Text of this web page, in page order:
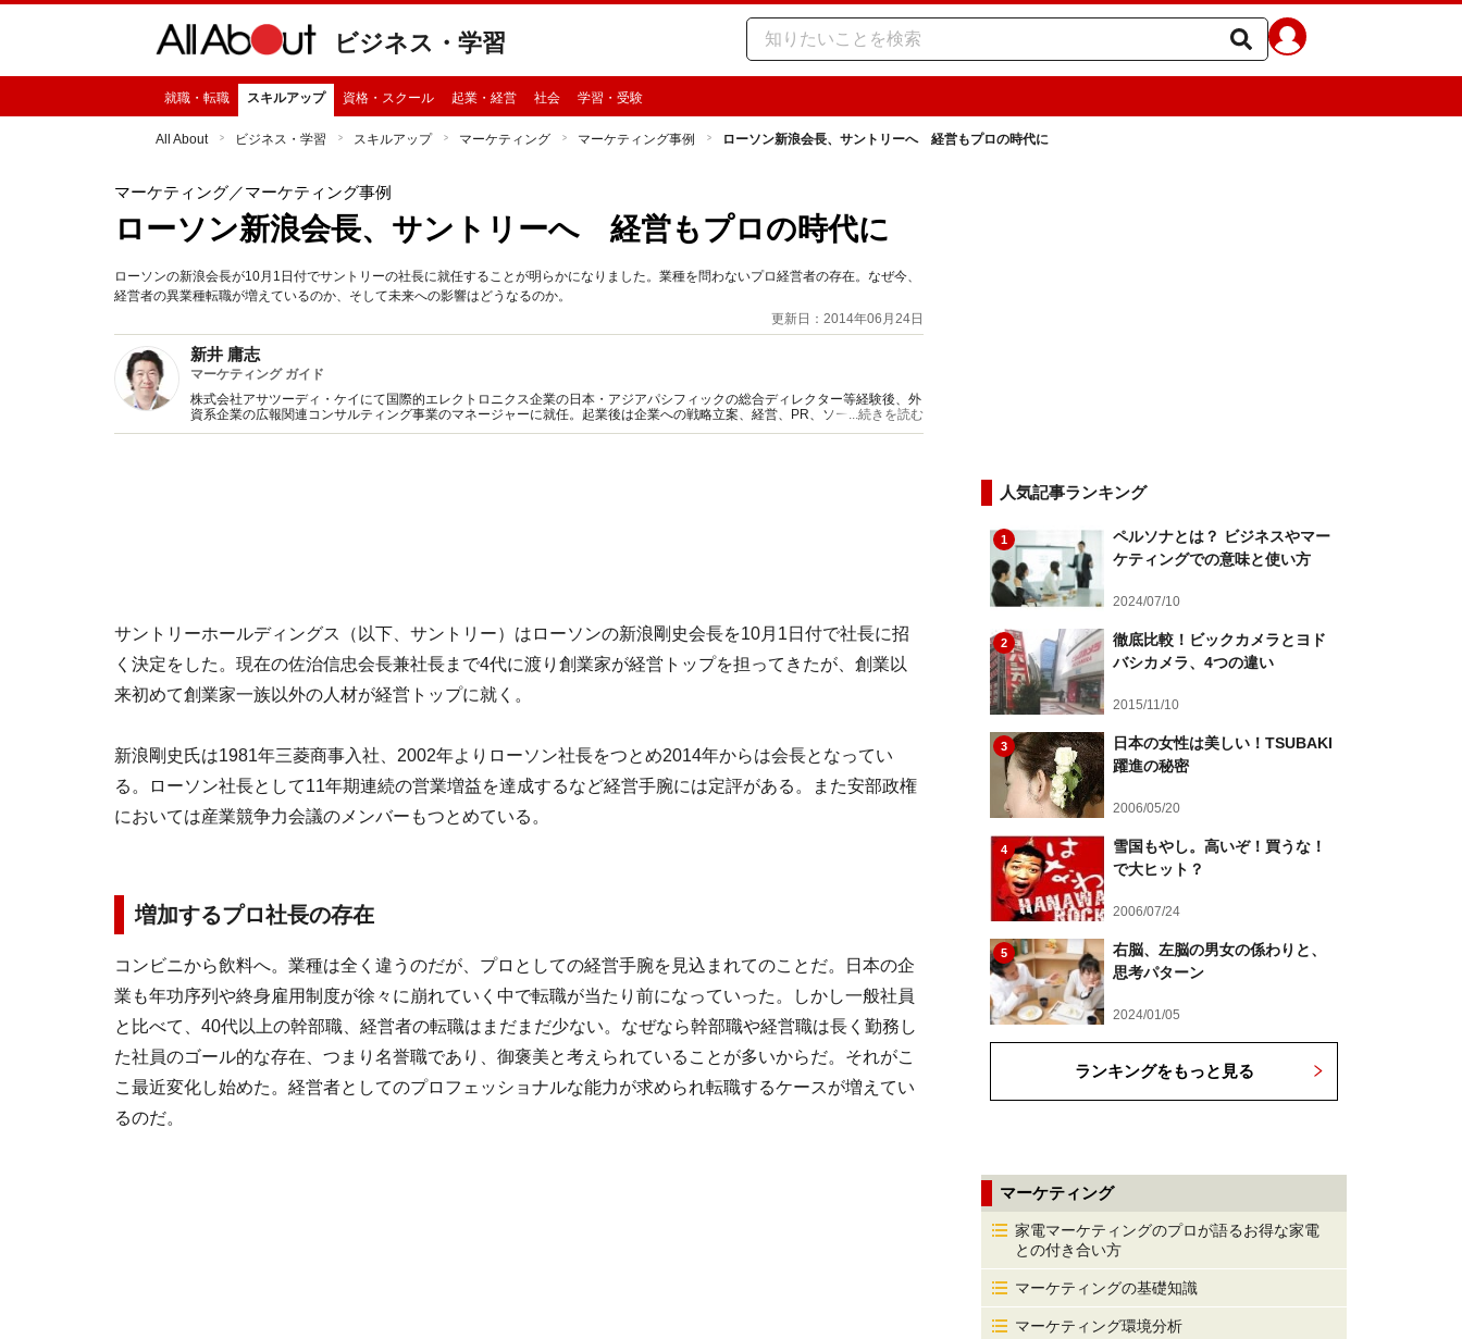
ビジネス・学習
就職・転職 スキルアップ 資格・スクール 起業・経営 社会 学習・受験
All About ビジネス・学習 スキルアップ マーケティング マーケティング事例 ローソン新浪会長、サントリーへ 経営もプロの時代に
マーケティング／マーケティング事例
ローソン新浪会長、サントリーへ 経営もプロの時代に
ローソンの新浪会長が10月1日付でサントリーの社長に就任することが明らかになりました。業種を問わないプロ経営者の存在。なぜ今、
経営者の異業種転職が増えているのか、そして未来への影響はどうなるのか。
更新日：2014年06月24日
新井 庸志
マーケティング ガイド
株式会社アサツーディ・ケイにて国際的エレクトロニクス企業の日本・アジアパシフィックの総合ディレクター等経験後、外
資系企業の広報関連コンサルティング事業のマネージャーに就任。起業後は企業への戦略立案、経営、PR、ソーシャルメデ
ィアまで、マーケティングに関するあらゆる側面からのサポートを提供している。
...続きを読む
サントリーホールディングス（以下、サントリー）はローソンの新浪剛史会長を10月1日付で社長に招
く決定をした。現在の佐治信忠会長兼社長まで4代に渡り創業家が経営トップを担ってきたが、創業以
来初めて創業家一族以外の人材が経営トップに就く。
新浪剛史氏は1981年三菱商事入社、2002年よりローソン社長をつとめ2014年からは会長となってい
る。ローソン社長として11年期連続の営業増益を達成するなど経営手腕には定評がある。また安部政権
においては産業競争力会議のメンバーもつとめている。
増加するプロ社長の存在
コンビニから飲料へ。業種は全く違うのだが、プロとしての経営手腕を見込まれてのことだ。日本の企
業も年功序列や終身雇用制度が徐々に崩れていく中で転職が当たり前になっていった。しかし一般社員
と比べて、40代以上の幹部職、経営者の転職はまだまだ少ない。なぜなら幹部職や経営職は長く勤務し
た社員のゴール的な存在、つまり名誉職であり、御褒美と考えられていることが多いからだ。それがこ
こ最近変化し始めた。経営者としてのプロフェッショナルな能力が求められ転職するケースが増えてい
るのだ。
人気記事ランキング
1
ペルソナとは？ ビジネスやマー
ケティングでの意味と使い方
2024/07/10
2
徹底比較！ビックカメラとヨド
バシカメラ、4つの違い
2015/11/10
3
日本の女性は美しい！TSUBAKI
躍進の秘密
2006/05/20
4
雪国もやし。高いぞ！買うな！
で大ヒット？
2006/07/24
5
右脳、左脳の男女の係わりと、
思考パターン
2024/01/05
ランキングをもっと見る
マーケティング
家電マーケティングのプロが語るお得な家電
との付き合い方
マーケティングの基礎知識
マーケティング環境分析